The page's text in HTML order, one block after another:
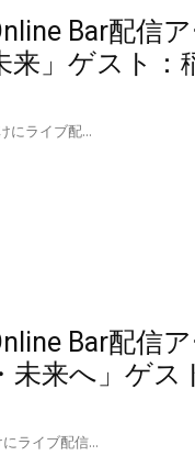
Bar配信
」ゲスト：
にライブ配...
Bar配信
未来へ」ゲス
ライブ配信...